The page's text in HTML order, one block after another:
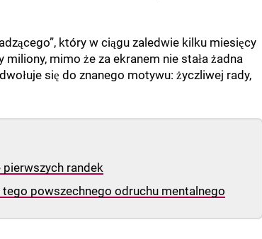
który w ciągu zaledwie kilku miesięcy
mimo że za ekranem nie stała żadna
się do znanego motywu: życzliwej rady,
pierwszych randek
powszechnego odruchu mentalnego